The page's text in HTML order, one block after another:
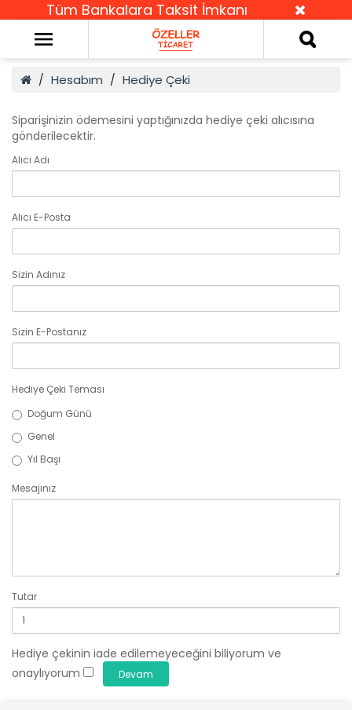
Tüm Bankalara Taksit İmkanı
Hesabım Hediye Çeki
Siparişinizin ödemesini yaptığınızda hediye çeki alıcısına
gönderilecektir.
Alıcı Adı
Alıcı E-Posta
Sizin Adınız
Sizin E-Postanız
Hediye Çeki Teması
Doğum Günü
Genel
Yıl Başı
Mesajınız
Tutar
Hediye çekinin iade edilemeyeceğini biliyorum ve
onaylıyorum